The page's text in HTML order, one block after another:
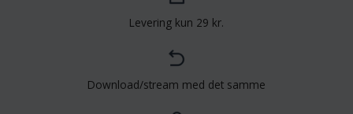
Levering kun 29 kr.
Download/stream med det samme